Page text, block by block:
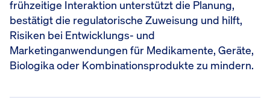
frühzeitige Interaktion unterstützt die Planung,
bestätigt die regulatorische Zuweisung und hilft,
Risiken bei Entwicklungs- und
Marketinganwendungen für Medikamente, Geräte,
Biologika oder Kombinationsprodukte zu mindern.